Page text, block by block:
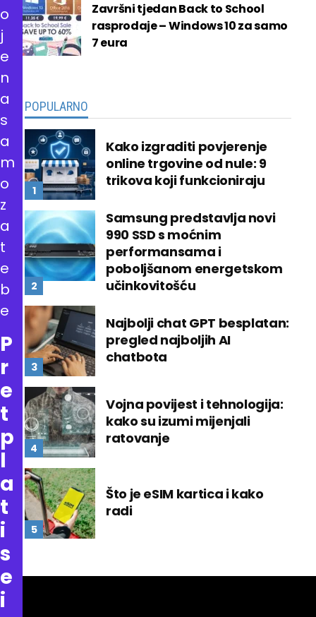
Završni tjedan Back to School
rasprodaje – Windows 10 za samo
7 eura
POPULARNO
Kako izgraditi povjerenje
online trgovine od nule: 9
trikova koji funkcioniraju
Samsung predstavlja novi
990 SSD s moćnim
performansama i
poboljšanom energetskom
učinkovitošću
Najbolji chat GPT besplatan:
pregled najboljih AI
chatbota
Vojna povijest i tehnologija:
kako su izumi mijenjali
ratovanje
Što je eSIM kartica i kako
radi
o
j
e
n
a
s
a
m
o
z
a
t
e
b
e
P
r
e
t
p
l
a
t
i
s
e
i